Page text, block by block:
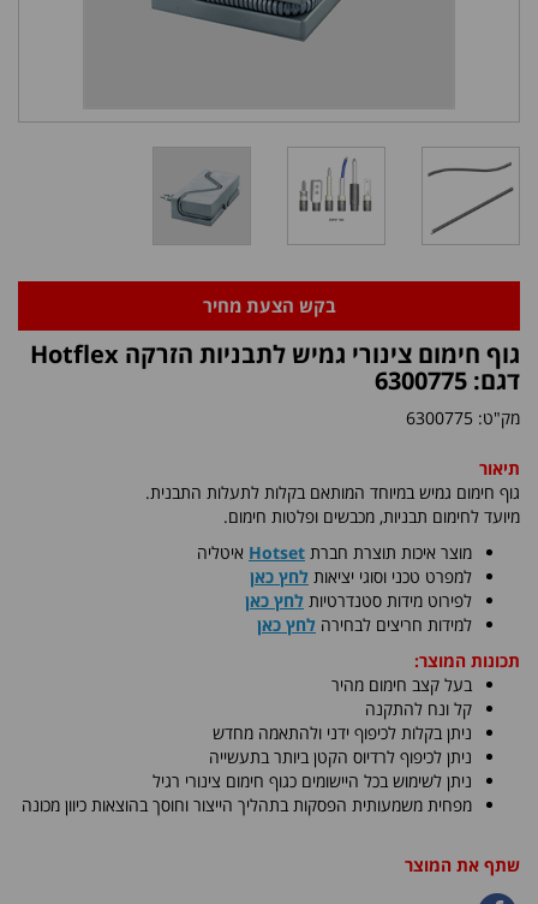
בקש הצעת מחיר
גוף חימום צינורי גמיש לתבניות הזרקה Hotflex
דגם: 6300775
מק"ט: 6300775
תיאור
גוף חימום גמיש במיוחד המותאם בקלות לתעלות התבנית.
מיועד לחימום תבניות, מכבשים ופלטות חימום.
​מוצר איכות תוצרת חברת Hotset איטליה
למפרט טכני וסוגי יציאות לחץ כאן
לפירוט מידות סטנדרטיות לחץ כאן
למידות חריצים לבחירה לחץ כאן
תכונות המוצר:
בעל קצב חימום מהיר
קל ונח להתקנה
ניתן בקלות לכיפוף ידני ולהתאמה מחדש
ניתן לכיפוף לרדיוס הקטן ביותר בתעשייה
ניתן לשימוש בכל היישומים כגוף חימום צינורי רגיל
מפחית משמעותית הפסקות בתהליך הייצור וחוסך בהוצאות כיוון מכונה
שתף את המוצר